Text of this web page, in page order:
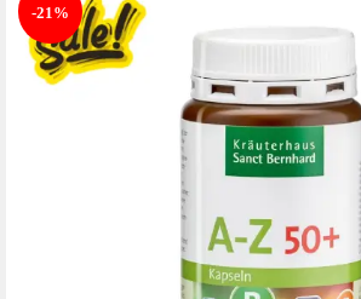
-21%